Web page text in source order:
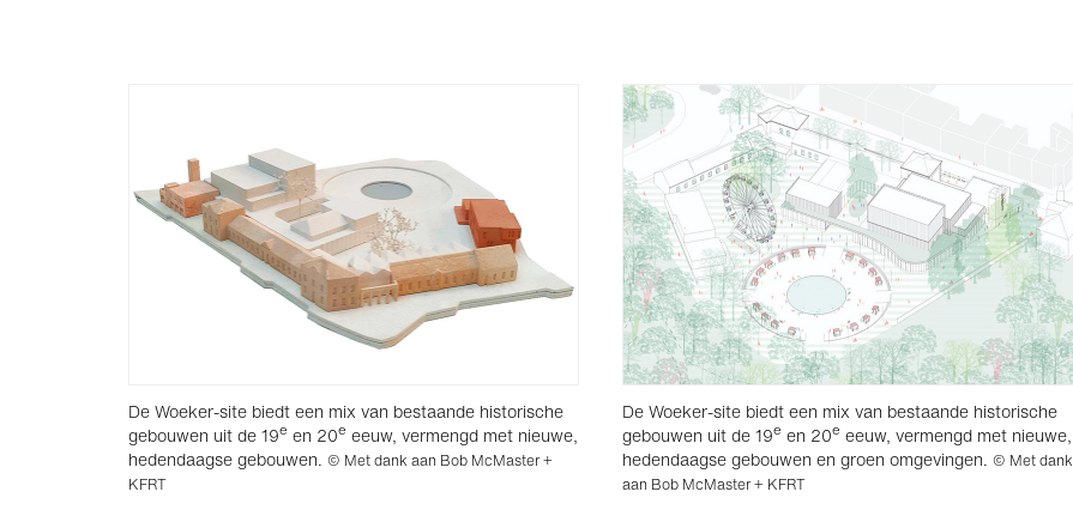
De Woeker-site biedt een mix van bestaande historische
gebouwen uit de 19e en 20e eeuw, vermengd met nieuwe,
hedendaagse gebouwen. © Met dank aan Bob McMaster +
KFRT
De Woeker-site biedt een mix van bestaande historische
gebouwen uit de 19e en 20e eeuw, vermengd met nieuwe,
hedendaagse gebouwen en groen omgevingen.© Met dank
aan Bob McMaster + KFRT